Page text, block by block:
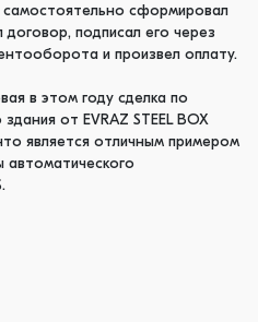
самостоятельно сформировал
подписал его через
и произвел оплату.
в этом году сделка по
от EVRAZ STEEL BOX
является отличным примером